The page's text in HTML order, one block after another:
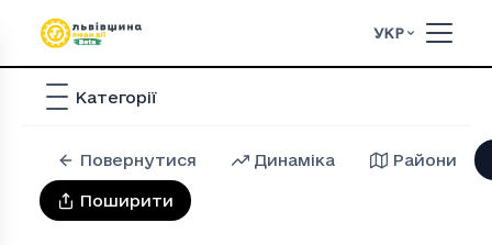
УКР
Категорії
Повернутися Динаміка Райони
Поширити